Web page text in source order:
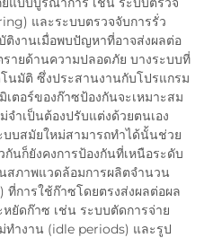
และระบบตรวจจับการรั่ว
งานเมื่อพบปัญหาที่อาจส่งผลต่อ
ายด้านความปลอดภัย บางระบบที่
นมัติ ซึ่งประสานงานกับโปรแกรม
เตอร์ของก๊าซป้องกันจะเหมาะสม
ำเป็นต้องปรับแต่งด้วยตนเอง
บสมัยใหม่สามารถทำได้นั้นช่วย
นก็ยังคงการป้องกันที่เหนือระดับ
สภาพแวดล้อมการผลิตจำนวน
การใช้ก๊าซโดยตรงส่งผลต่อผล
ยัดก๊าซ เช่น ระบบตัดการจ่าย
ทำงาน (idle periods) และรูป